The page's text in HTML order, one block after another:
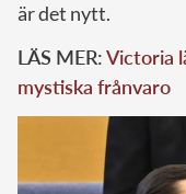
är det nytt.
LÄS MER:Victoria
mystiska frånvaro